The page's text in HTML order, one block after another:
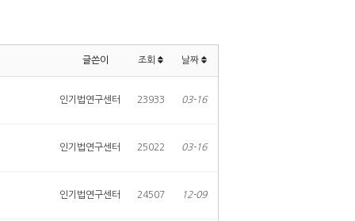
글쓴이 조회 날짜
인기법연구센터 23933 03-16
인기법연구센터 25022 03-16
인기법연구센터 24507 12-09